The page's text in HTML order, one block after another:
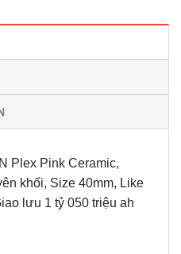
Plex Pink Ceramic,
khối, Size 40mm, Like
lưu 1 tỷ 050 triệu ah